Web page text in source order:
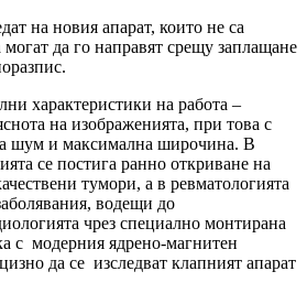
на новия апарат, които не са
да го направят срещу заплащане
характеристики на работа –
на изображенията, при това с
шум и максимална широчина. В
се постига ранно откриване на
тумори, а в ревматологията
водещи до
чрез специално монтирана
с модерния ядрено-магнитен
да се изследват клапният апарат